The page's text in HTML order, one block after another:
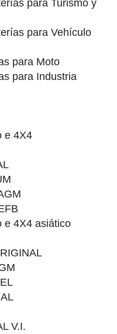
para Turismo y
para Vehículo
para Moto
para Industria
e 4X4
e 4X4 asiático
V.I.